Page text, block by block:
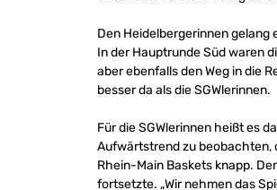
Den Heidelbergerinnen gelang
In der Hauptrunde Süd waren
aber ebenfalls den Weg in die
besser da als die SGWlerinnen.
Für die SGWlerinnen heißt es
Aufwärtstrend zu beobachten,
Rhein-Main Baskets knapp.
fortsetzte. „Wir nehmen das